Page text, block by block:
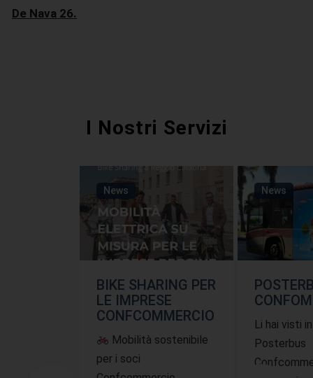
De Nava 26.
I Nostri Servizi
News
BIKE SHARING PER
LE IMPRESE
CONFCOMMERCIO
Mobilità sostenibile
per i soci
News
Li hai visti
Posterbus